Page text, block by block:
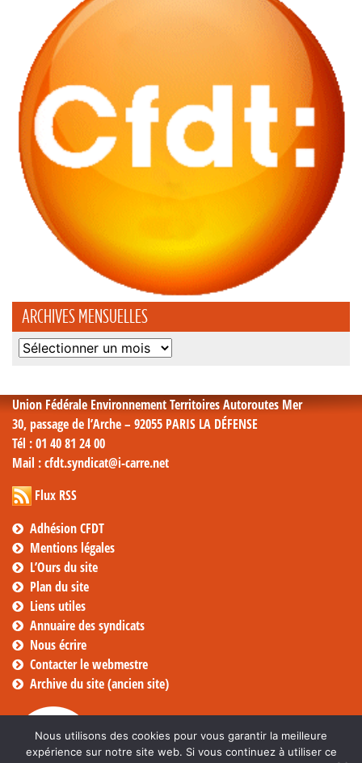
ARCHIVES MENSUELLES
Archives
Union Fédérale Environnement Territoires Autoroutes Mer
30, passage de l’Arche – 92055 PARIS LA DÉFENSE
Tél : 01 40 81 24 00
Mail : cfdt.syndicat@i-carre.net
Flux RSS
Adhésion CFDT
Mentions légales
L’Ours du site
Plan du site
Liens utiles
Annuaire des syndicats
Nous écrire
Contacter le webmestre
Archive du site (ancien site)
Nous utilisons des cookies pour vous garantir la meilleure
expérience sur notre site web. Si vous continuez à utiliser ce